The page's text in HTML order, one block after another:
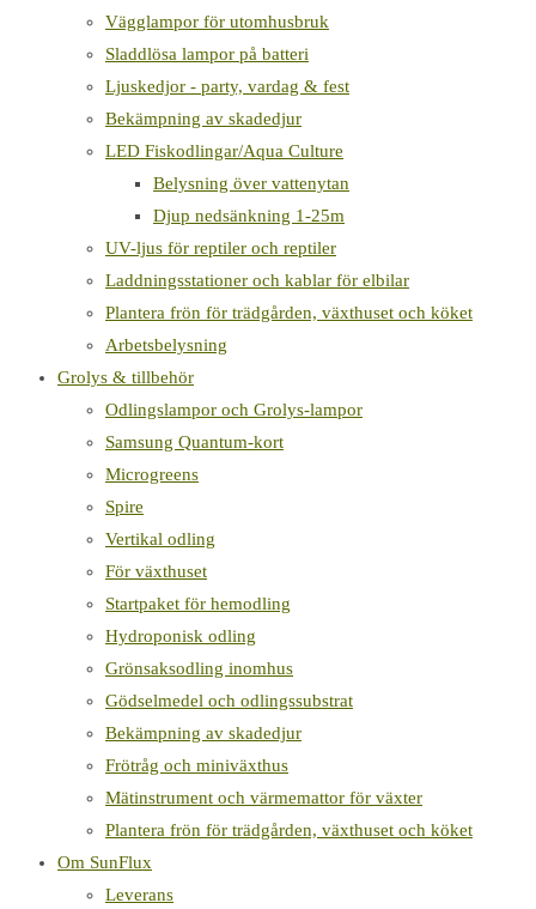
Vägglampor för utomhusbruk
Sladdlösa lampor på batteri
Ljuskedjor - party, vardag & fest
Bekämpning av skadedjur
LED Fiskodlingar/Aqua Culture
Belysning över vattenytan
Djup nedsänkning 1-25m
UV-ljus för reptiler och reptiler
Laddningsstationer och kablar för elbilar
Plantera frön för trädgården, växthuset och köket
Arbetsbelysning
Grolys & tillbehör
Odlingslampor och Grolys-lampor
Samsung Quantum-kort
Microgreens
Spire
Vertikal odling
För växthuset
Startpaket för hemodling
Hydroponisk odling
Grönsaksodling inomhus
Gödselmedel och odlingssubstrat
Bekämpning av skadedjur
Frötråg och miniväxthus
Mätinstrument och värmemattor för växter
Plantera frön för trädgården, växthuset och köket
Om SunFlux
Leverans